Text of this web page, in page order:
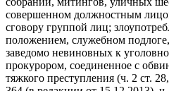
совершенном должностным
сговору группой лиц;
положением, служебном
заведомо невиновных к
прокурором, соединенное с
тяжкого преступления (ч. 2 ст.